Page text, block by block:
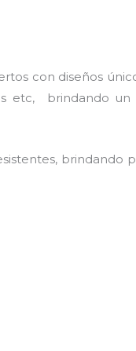
con diseños
etc, brindando un
brindando